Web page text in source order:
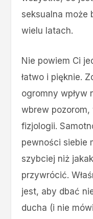
seksualna może
wielu latach.
Nie powiem Ci
łatwo i pięknie.
ogromny wpływ
wbrew
fizjologii.
pewności siebie
szybciej niż
przywrócić.
jest, aby dbać
ducha (i nie